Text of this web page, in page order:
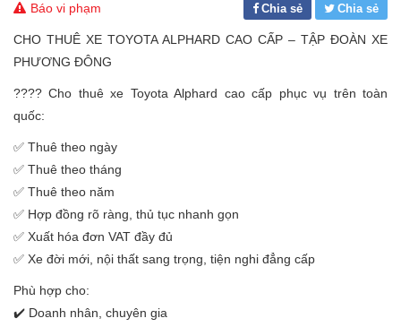
Báo vi phạm Chia sẻ Chia sẻ
CHO THUÊ XE TOYOTA ALPHARD CAO CẤP – TẬP ĐOÀN XE
PHƯƠNG ĐÔNG
???? Cho thuê xe Toyota Alphard cao cấp phục vụ trên toàn
quốc:
✅ Thuê theo ngày
✅ Thuê theo tháng
✅ Thuê theo năm
✅ Hợp đồng rõ ràng, thủ tục nhanh gọn
✅ Xuất hóa đơn VAT đầy đủ
✅ Xe đời mới, nội thất sang trọng, tiện nghi đẳng cấp
Phù hợp cho:
✔️ Doanh nhân, chuyên gia